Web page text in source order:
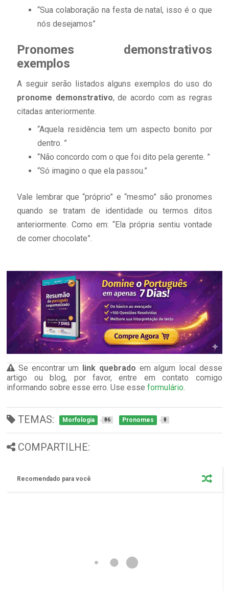
“Sua colaboração na festa de natal, isso é o que
nós desejamos”
Pronomes demonstrativos
exemplos
A seguir serão listados alguns exemplos do uso do
pronome demonstrativo, de acordo com as regras
citadas anteriormente.
“Aquela residência tem um aspecto bonito por
dentro. ”
“Não concordo com o que foi dito pela gerente. ”
“Só imagino o que ela passou.”
Vale lembrar que “próprio” e “mesmo” são pronomes
quando se tratam de identidade ou termos ditos
anteriormente. Como em: “Ela própria sentiu vontade
de comer chocolate”.
Se encontrar um link quebrado em algum local desse
artigo ou blog, por favor, entre em contato comigo
informando sobre esse erro. Use esseformulário.
TEMAS: Morfologia 86 Pronomes 8
COMPARTILHE:
Recomendado para você